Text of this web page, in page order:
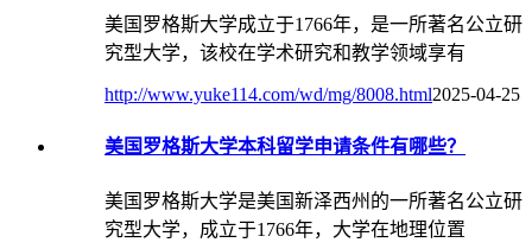
美国罗格斯大学成立于1766年，是一所著名公立研
究型大学，该校在学术研究和教学领域享有
http://www.yuke114.com/wd/mg/8008.html2025-04-25
美国罗格斯大学本科留学申请条件有哪些？
美国罗格斯大学是美国新泽西州的一所著名公立研
究型大学，成立于1766年，大学在地理位置